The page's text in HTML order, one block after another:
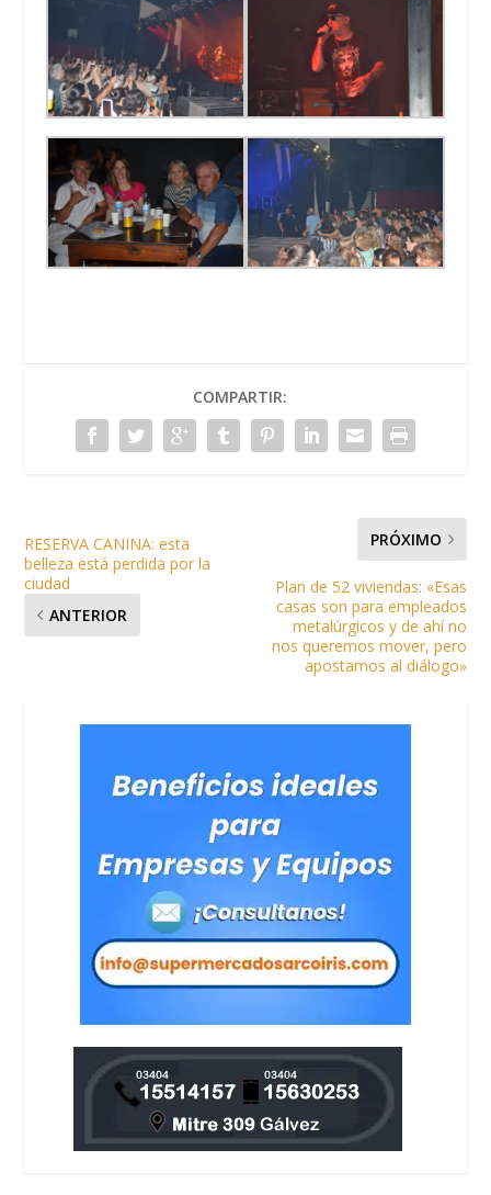
COMPARTIR:
RESERVA CANINA: esta
belleza está perdida por la
ciudad
ANTERIOR
PRÓXIMO
Plan de 52 viviendas: «Esas
casas son para empleados
metalúrgicos y de ahí no
nos queremos mover, pero
apostamos al diálogo»